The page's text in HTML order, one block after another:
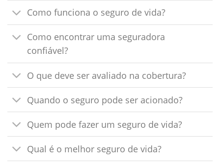
Como funciona o seguro de vida?
Como encontrar uma seguradora
confiável?
O que deve ser avaliado na cobertura?
Quando o seguro pode ser acionado?
Quem pode fazer um seguro de vida?
Qual é o melhor seguro de vida?